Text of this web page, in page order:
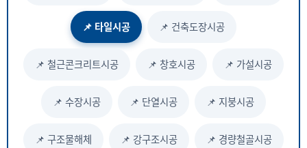
📌 타일시공 📌 건축도장시공
📌 철근콘크리트시공 📌 창호시공 📌 가설시공
📌 수장시공 📌 단열시공 📌 지붕시공
📌 구조물해체 📌 강구조시공 📌 경량철골시공